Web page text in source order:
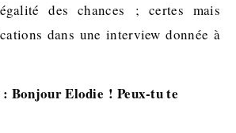
des chances ; certes mais
dans une interview donnée à
Bonjour Elodie ! Peux-tu te